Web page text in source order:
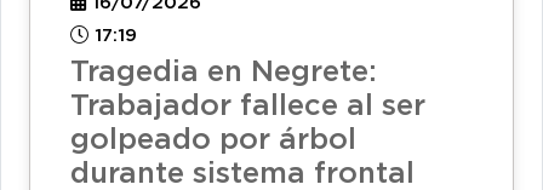
16/07/2026
17:19
Tragedia en Negrete:
Trabajador fallece al ser
golpeado por árbol
durante sistema frontal